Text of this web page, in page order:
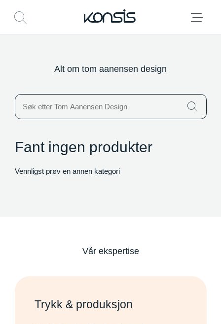
Aktuelt Logg inn
Alt om tom aanensen design
Icon
Fant ingen produkter
Vennligst prøv en annen kategori
Vår ekspertise
Trykk & produksjon